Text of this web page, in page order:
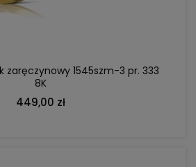
zaręczynowy 1545szm-3 pr. 333
8K
449,00 zł